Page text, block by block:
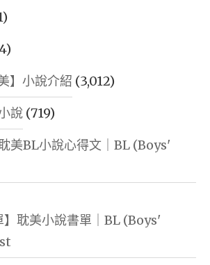
】小說介紹 (3,012)
說 (719)
耽美BL小說心得文｜BL (Boys'
】耽美小說書單｜BL (Boys'